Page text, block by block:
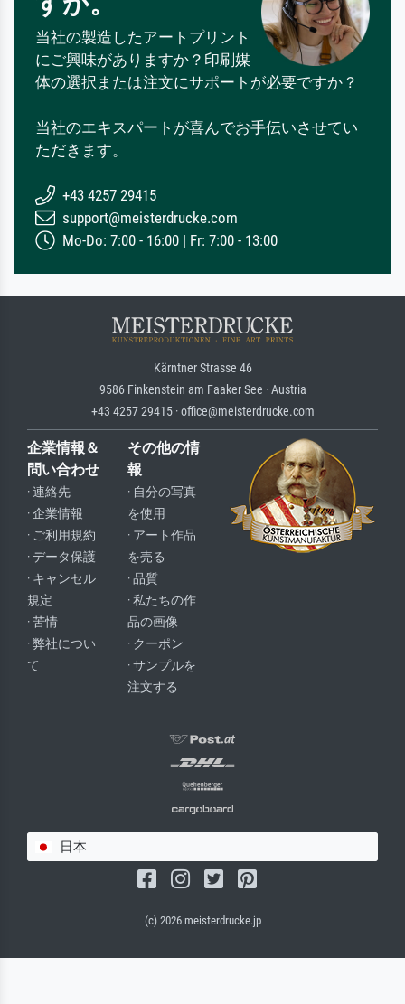
当社の製造したアートプリント
にご興味がありますか？印刷媒
体の選択または注文にサポートが必要ですか？
当社のエキスパートが喜んでお手伝いさせてい
ただきます。
+43 4257 29415
support@meisterdrucke.com
Mo-Do: 7:00 - 16:00 | Fr: 7:00 - 13:00
Kärntner Strasse 46
9586 Finkenstein am Faaker See · Austria
+43 4257 29415 · office@meisterdrucke.com
企業情報＆
問い合わせ
· 連絡先
· 企業情報
· ご利用規約
· データ保護
· キャンセル
規定
· 苦情
· 弊社につい
て
その他の情
報
· 自分の写真
を使用
· アート作品
を売る
· 品質
· 私たちの作
品の画像
· クーポン
· サンプルを
注文する
日本
(c) 2026 meisterdrucke.jp